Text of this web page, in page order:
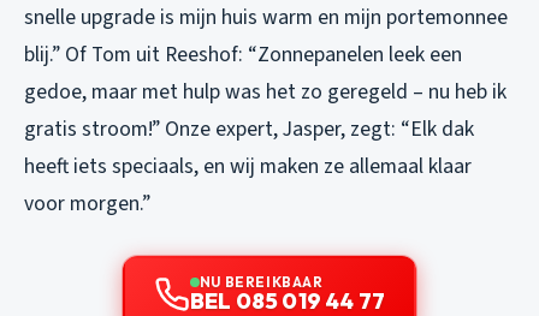
snelle upgrade is mijn huis warm en mijn portemonnee
blij.” Of Tom uit Reeshof: “Zonnepanelen leek een
gedoe, maar met hulp was het zo geregeld – nu heb ik
gratis stroom!” Onze expert, Jasper, zegt: “Elk dak
heeft iets speciaals, en wij maken ze allemaal klaar
voor morgen.”
NU BEREIKBAAR
BEL 085 019 44 77